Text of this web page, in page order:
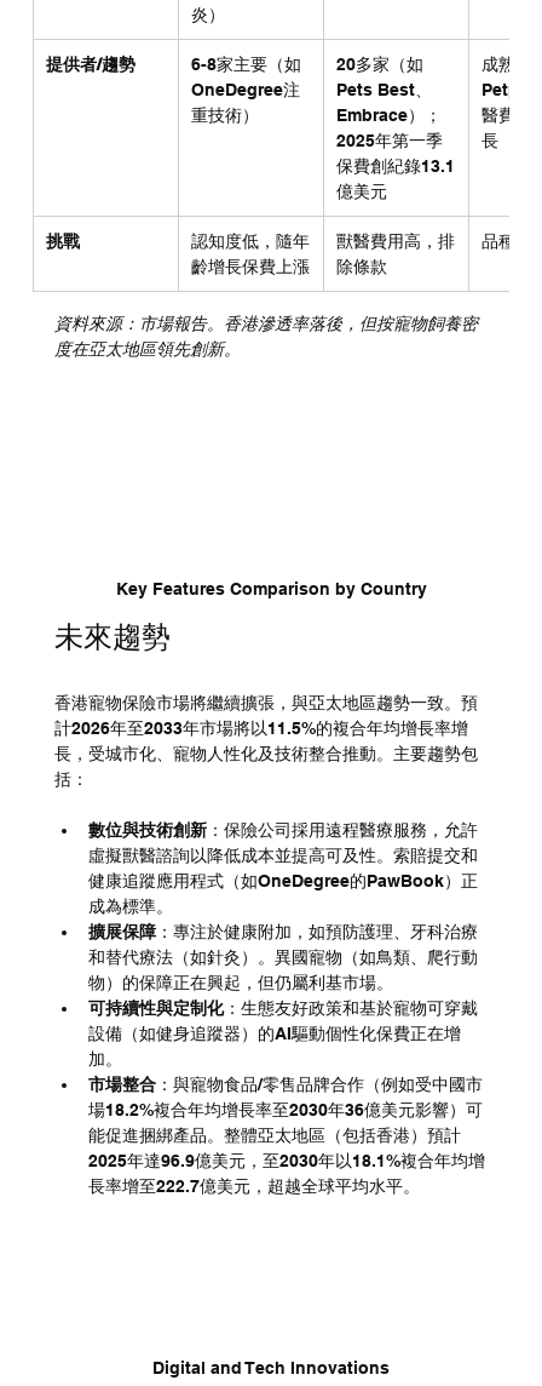
炎）
提供者/趨勢
6-8家主要（如
OneDegree注
重技術）
20多家（如
Pets Best、
Embrace）；
2025年第一季
保費創紀錄13.1
億美元
成熟（
醫費用
長
挑戰
認知度低，隨年
齡增長保費上漲
獸醫費用高，排
除條款
品種特
資料來源：市場報告。香港滲透率落後，但按寵物飼養密
度在亞太地區領先創新。
Key Features Comparison by Country
未來趨勢
香港寵物保險市場將繼續擴張，與亞太地區趨勢一致。預
計2026年至2033年市場將以11.5%的複合年均增長率增
長，受城市化、寵物人性化及技術整合推動。主要趨勢包
括：
數位與技術創新：保險公司採用遠程醫療服務，允許
虛擬獸醫諮詢以降低成本並提高可及性。索賠提交和
健康追蹤應用程式（如OneDegree的PawBook）正
成為標準。
擴展保障：專注於健康附加，如預防護理、牙科治療
和替代療法（如針灸）。異國寵物（如鳥類、爬行動
物）的保障正在興起，但仍屬利基市場。
可持續性與定制化：生態友好政策和基於寵物可穿戴
設備（如健身追蹤器）的AI驅動個性化保費正在增
加。
市場整合：與寵物食品/零售品牌合作（例如受中國市
場18.2%複合年均增長率至2030年36億美元影響）可
能促進捆綁產品。整體亞太地區（包括香港）預計
2025年達96.9億美元，至2030年以18.1%複合年均增
長率增至222.7億美元，超越全球平均水平。
Digital and Tech Innovations